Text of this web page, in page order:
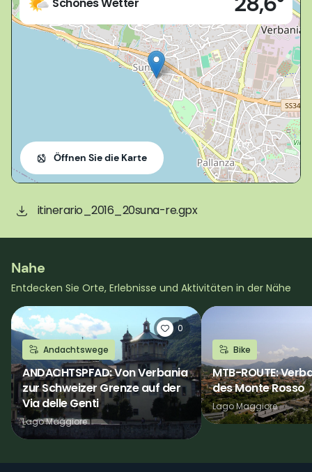
Öffnen Sie die Karte
itinerario_2016_20suna-re.gpx
Nahe
Entdecken Sie Orte, Erlebnisse und Aktivitäten in der Nähe
0
Andachtswege
ANDACHTSPFAD: Von Verbania
zur Schweizer Grenze auf der
Via delle Genti
Lago Maggiore
Bike
MTB-ROUTE:
des Monte Rosso
Lago Maggiore